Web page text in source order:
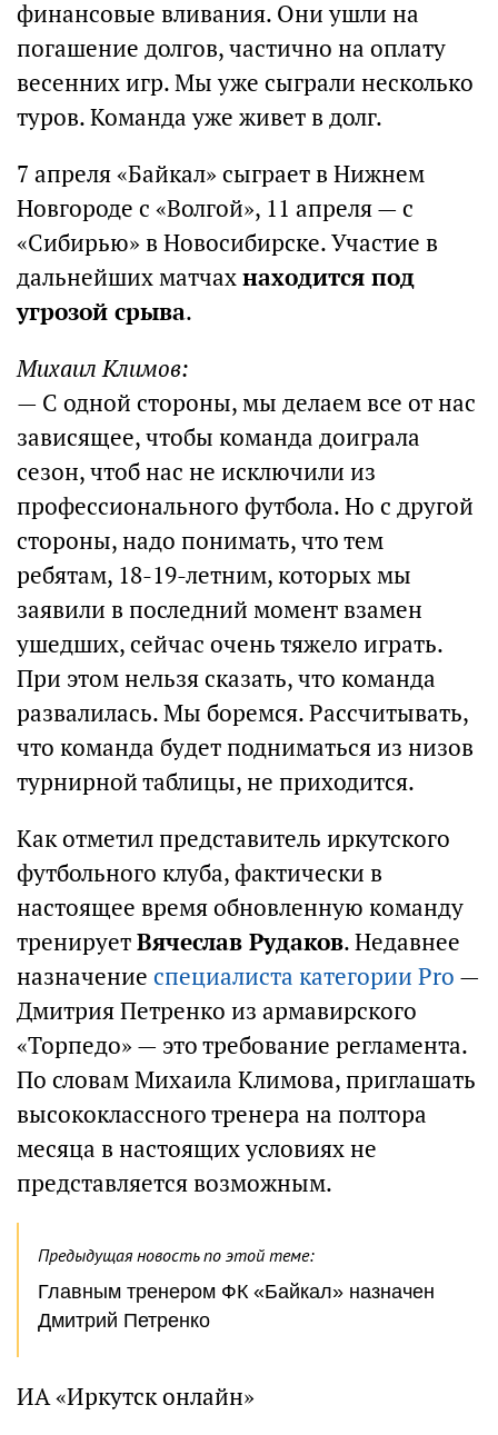
финансовые вливания. Они ушли на
погашение долгов, частично на оплату
весенних игр. Мы уже сыграли несколько
туров. Команда уже живет в долг.
7 апреля «Байкал» сыграет в Нижнем
Новгороде с «Волгой», 11 апреля — с
«Сибирью» в Новосибирске. Участие в
дальнейших матчахнаходится под
угрозой срыва.
Михаил Климов:
— С одной стороны, мы делаем все от нас
зависящее, чтобы команда доиграла
сезон, чтоб нас не исключили из
профессионального футбола. Но с другой
стороны, надо понимать, что тем
ребятам, 18-19-летним, которых мы
заявили в последний момент взамен
ушедших, сейчас очень тяжело играть.
При этом нельзя сказать, что команда
развалилась. Мы боремся. Рассчитывать,
что команда будет подниматься из низов
турнирной таблицы, не приходится.
Как отметил представитель иркутского
футбольного клуба, фактически в
настоящее время обновленную команду
тренируетВячеслав Рудаков. Недавнее
назначение специалиста категории Pro —
Дмитрия Петренко из армавирского
«Торпедо» — это требование регламента.
По словам Михаила Климова, приглашать
высококлассного тренера на полтора
месяца в настоящих условиях не
представляется возможным.
Предыдущая новость по этой теме:
Главным тренером ФК «Байкал» назначен
Дмитрий Петренко
ИА «Иркутск онлайн»